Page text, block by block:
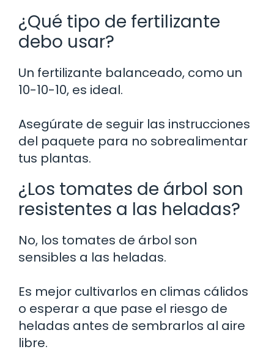
¿Qué tipo de fertilizante
debo usar?
Un fertilizante balanceado, como un
10-10-10, es ideal.
Asegúrate de seguir las instrucciones
del paquete para no sobrealimentar
tus plantas.
¿Los tomates de árbol son
resistentes a las heladas?
No, los tomates de árbol son
sensibles a las heladas.
Es mejor cultivarlos en climas cálidos
o esperar a que pase el riesgo de
heladas antes de sembrarlos al aire
libre.